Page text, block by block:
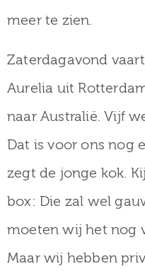
meer te zien.
Zaterdagavond
Aurelia uit
naar Australië. Vijf
Dat is voor ons nog
zegt de jonge kok.
box: Die zal wel
moeten wij het nog
Maar wij hebben